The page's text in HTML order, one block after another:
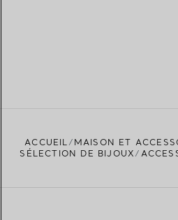
ACCUEIL MAISON ET
SÉLECTION DE BIJOUX